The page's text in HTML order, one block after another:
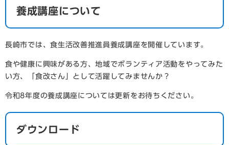
養成講座について
長崎市では、食生活改善推進員養成講座を開催しています。
食や健康に興味がある方、地域でボランティア活動をやってみた
い方、「食改さん」として活躍してみませんか？
令和8年度の養成講座については更新をお待ちください。
ダウンロード